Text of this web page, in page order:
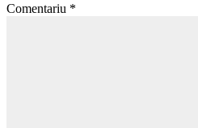
Comentariu *